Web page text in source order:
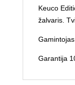
Keuco
žalvaris.
Garantija